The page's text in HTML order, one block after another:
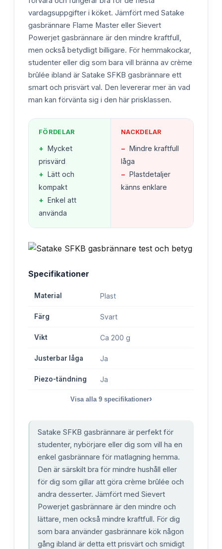
vardagsuppgifter i köket. Jämfört med Satake
gasbrännare Flame Master eller Sievert
Powerjet gasbrännare är den mindre kraftfull,
men också betydligt billigare. För hemmakockar,
studenter eller dig som bara vill bränna av crème
brûlée ibland är Satake SFKB gasbrännare ett
smart och prisvärt val. Den levererar mer än vad
man kan förvänta sig i den här prisklassen.
FÖRDELAR
+ Mycket
prisvärd
+ Lätt och
kompakt
+ Enkel att
använda
NACKDELAR
− Mindre kraftfull
låga
− Plastdetaljer
känns enklare
Specifikationer
Material Plast
Färg Svart
Vikt Ca 200 g
Justerbar låga Ja
Piezo-tändning Ja
Visa alla 9specifikationer›
Satake SFKB gasbrännare är perfekt för
studenter, nybörjare eller dig som vill ha en
enkel gasbrännare för matlagning hemma.
Den är särskilt bra för mindre hushåll eller
för dig som gillar att göra crème brûlée och
andra desserter. Jämfört med Sievert
Powerjet gasbrännare är den mindre och
lättare, men också mindre kraftfull. För dig
som bara använder gasbrännare kök någon
gång ibland är detta ett prisvärt och smidigt